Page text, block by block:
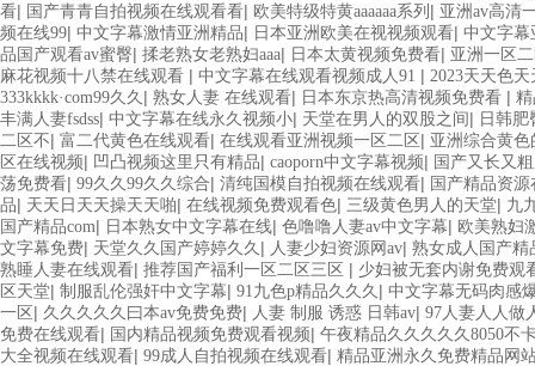
看| 国产青青自拍视频在线观看看| 欧美特级特黄aaaaaa系列 | 亚洲av高清
频在线99| 中文字幕激情亚洲精品| 日本亚洲欧美在视视频观看| 中文字幕
品国产观看av蜜臀| 揉老熟女老熟妇aaa| 日本太黄视频免费看| 亚洲一区
麻花视频十八禁在线观看 | 中文字幕在线观看视频成人91 | 2023天天色天
333kkkk·com99久久 | 熟女人妻 在线观看| 日本东京热高清视频免费看 |
丰满人妻fsdss| 中文字幕在线永久视频小| 天堂在男人的双股之间 | 日韩
二区不| 富二代黄色在线观看| 在线观看亚洲视频一区二区 | 亚洲综合黄
区在线视频| 凹凸视频这里只有精品| caoporn中文字幕视频| 国产又长又
荡免费看| 99久久99久久综合| 清纯国模自拍视频在线观看| 国产精品资
品| 天天日天天操天天啪| 在线视频免费观看色| 三级黄色男人的天堂| 九
国产精品com| 日本熟女中文字幕在线| 色噜噜人妻av中文字幕| 欧美熟妇
文字幕免费| 天堂久久国产婷婷久久 | 人妻少妇资源网av| 熟女成人国产精
熟睡人妻在线观看| 推荐国产福利一区二区三区 | 少妇被无套内谢免费观
区天堂| 制服乱伦强奸中文字幕| 91九色p精品久久久 | 中文字幕无码肉感
一区 | 久久久久久曰本av免费免费| 人妻 制服 诱惑 日韩av| 97人妻人人做
免费在线观看| 国内精品视频免费观看视频| 午夜精品久久久久久8050不
大全视频在线观看| 99成人自拍视频在线观看| 精品亚洲永久免费精品网